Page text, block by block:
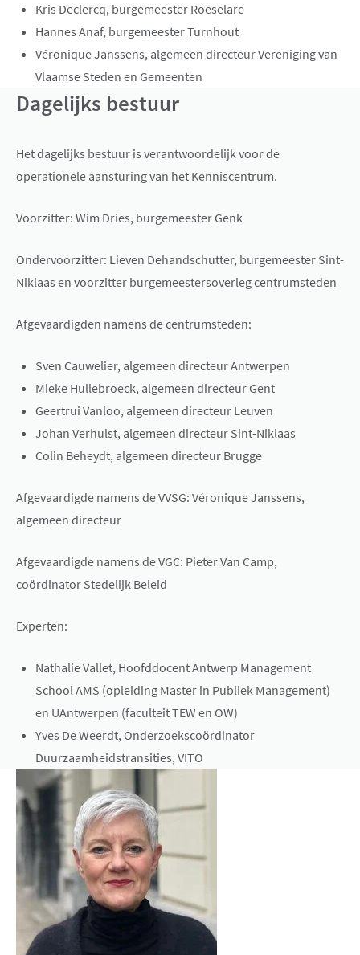
Kris Declercq, burgemeester Roeselare
Hannes Anaf, burgemeester Turnhout
Véronique Janssens, algemeen directeur Vereniging van
Vlaamse Steden en Gemeenten
Dagelijks bestuur
Het dagelijks bestuur is verantwoordelijk voor de
operationele aansturing van het Kenniscentrum.
Voorzitter: Wim Dries, burgemeester Genk
Ondervoorzitter: Lieven Dehandschutter, burgemeester Sint-
Niklaas en voorzitter burgemeestersoverleg centrumsteden
Afgevaardigden namens de centrumsteden:
Sven Cauwelier, algemeen directeur Antwerpen
Mieke Hullebroeck, algemeen directeur Gent
Geertrui Vanloo, algemeen directeur Leuven
Johan Verhulst, algemeen directeur Sint-Niklaas
​Colin Beheydt, algemeen directeur Brugge
Afgevaardigde namens de VVSG: Véronique Janssens,
algemeen directeur
Afgevaardigde namens de VGC: Pieter Van Camp,
coördinator Stedelijk Beleid
Experten:
Nathalie Vallet, Hoofddocent Antwerp Management
School AMS (opleiding Master in Publiek Management)
en UAntwerpen (faculteit TEW en OW)
Yves De Weerdt, Onderzoekscoördinator
Duurzaamheidstransities, VITO